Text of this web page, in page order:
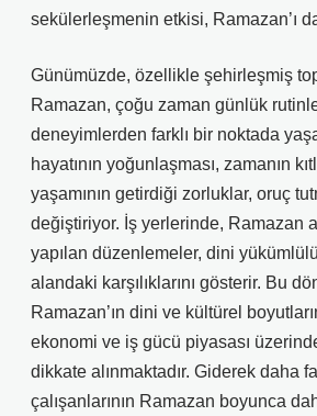
sekülerleşmenin etkisi, Ramazan’ı
Günümüzde, özellikle şehirleşmiş
Ramazan, çoğu zaman günlük
deneyimlerden farklı bir noktada
hayatının yoğunlaşması, zamanın
yaşamının getirdiği zorluklar, oruç
değiştiriyor. İş yerlerinde, Ramazan
yapılan düzenlemeler, dini
alandaki karşılıklarını gösterir. Bu
Ramazan’ın dini ve kültürel
ekonomi ve iş gücü piyasası
dikkate alınmaktadır. Giderek daha
çalışanlarının Ramazan boyunca